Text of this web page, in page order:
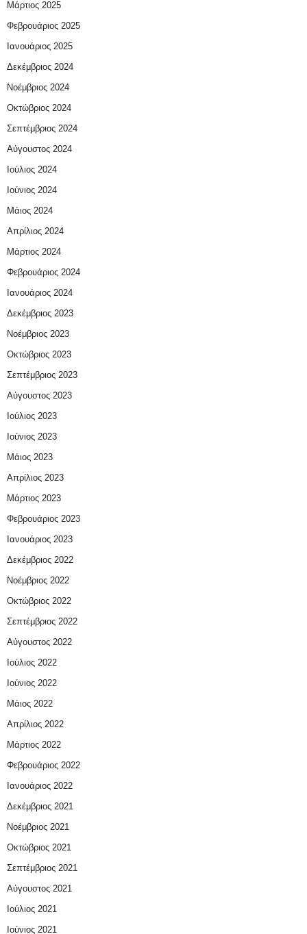
Μάρτιος 2025
Φεβρουάριος 2025
Ιανουάριος 2025
Δεκέμβριος 2024
Νοέμβριος 2024
Οκτώβριος 2024
Σεπτέμβριος 2024
Αύγουστος 2024
Ιούλιος 2024
Ιούνιος 2024
Μάιος 2024
Απρίλιος 2024
Μάρτιος 2024
Φεβρουάριος 2024
Ιανουάριος 2024
Δεκέμβριος 2023
Νοέμβριος 2023
Οκτώβριος 2023
Σεπτέμβριος 2023
Αύγουστος 2023
Ιούλιος 2023
Ιούνιος 2023
Μάιος 2023
Απρίλιος 2023
Μάρτιος 2023
Φεβρουάριος 2023
Ιανουάριος 2023
Δεκέμβριος 2022
Νοέμβριος 2022
Οκτώβριος 2022
Σεπτέμβριος 2022
Αύγουστος 2022
Ιούλιος 2022
Ιούνιος 2022
Μάιος 2022
Απρίλιος 2022
Μάρτιος 2022
Φεβρουάριος 2022
Ιανουάριος 2022
Δεκέμβριος 2021
Νοέμβριος 2021
Οκτώβριος 2021
Σεπτέμβριος 2021
Αύγουστος 2021
Ιούλιος 2021
Ιούνιος 2021